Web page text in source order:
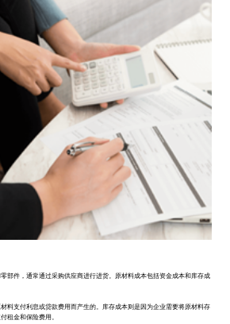
件，通常通过采购供应商进行进货。原材料成本包括资金成本和库存成
支付利息或贷款费用而产生的。库存成本则是因为企业需要将原材料存
租金和保险费用。